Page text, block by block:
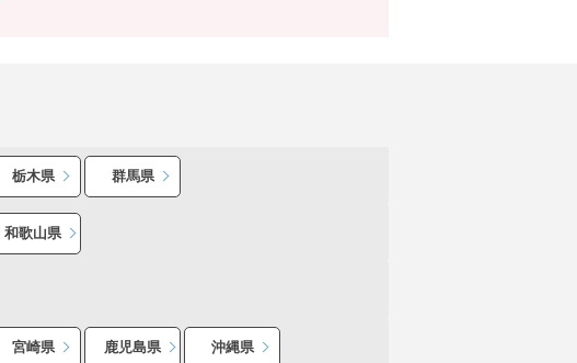
栃木県 群馬県
和歌山県
宮崎県 鹿児島県 沖縄県